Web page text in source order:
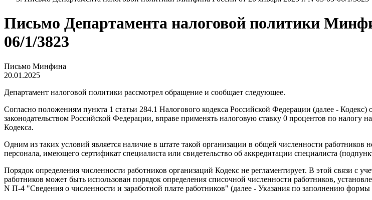
Письмо Департамента налоговой политики
06/1/3823
Письмо Минфина
20.01.2025
Департамент налоговой политики рассмотрел обращение и сообщает следующее.
Согласно положениям пункта 1 статьи 284.1 Налогового кодекса Российской Федерации (далее -
законодательством Российской Федерации, вправе применять налоговую ставку 0 процентов по
Кодекса.
Одним из таких условий является наличие в штате такой организации в общей численности
персонала, имеющего сертификат специалиста или свидетельство об аккредитации специалиста
Порядок определения численности работников организаций Кодекс не регламентирует. В этой связи с
работников может быть использован порядок определения списочной численности работников,
N П-4 "Сведения о численности и заработной плате работников" (далее - Указания по заполнению